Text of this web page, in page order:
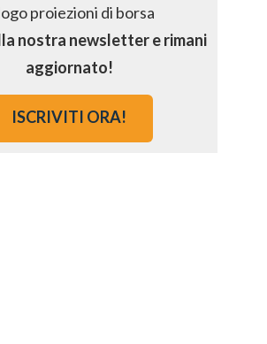
nostra newsletter e rimani
aggiornato!
ISCRIVITI ORA!